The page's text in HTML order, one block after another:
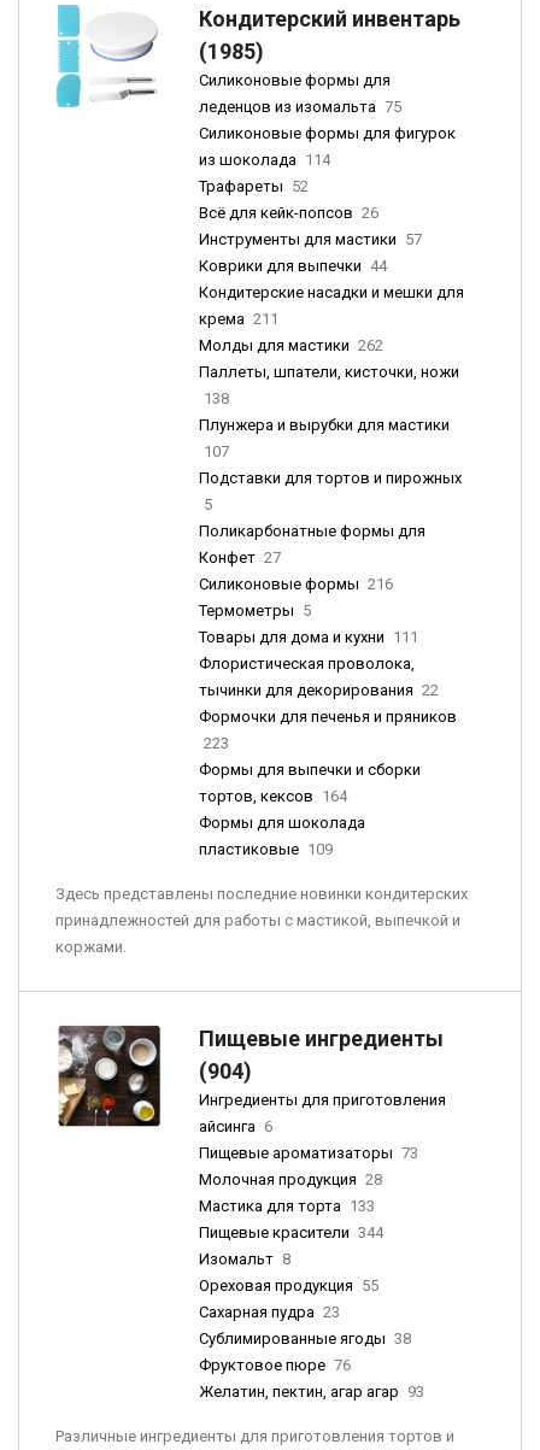
Кондитерский инвентарь
(1985)
Силиконовые формы для
леденцов из изомальта 75
Силиконовые формы для фигурок
из шоколада 114
Трафареты 52
Всё для кейк-попсов 26
Инструменты для мастики 57
Коврики для выпечки 44
Кондитерские насадки и мешки для
крема 211
Молды для мастики 262
Паллеты, шпатели, кисточки, ножи
138
Плунжера и вырубки для мастики
107
Подставки для тортов и пирожных
5
Поликарбонатные формы для
Конфет 27
Силиконовые формы 216
Термометры 5
Товары для дома и кухни 111
Флористическая проволока,
тычинки для декорирования 22
Формочки для печенья и пряников
223
Формы для выпечки и сборки
тортов, кексов 164
Формы для шоколада
пластиковые 109
Здесь представлены последние новинки кондитерских
принадлежностей для работы с мастикой, выпечкой и
коржами.
Пищевые ингредиенты
(904)
Ингредиенты для приготовления
айсинга 6
Пищевые ароматизаторы 73
Молочная продукция 28
Мастика для торта 133
Пищевые красители 344
Изомальт 8
Ореховая продукция 55
Сахарная пудра 23
Сублимированные ягоды 38
Фруктовое пюре 76
Желатин, пектин, агар агар 93
Различные ингредиенты для приготовления тортов и